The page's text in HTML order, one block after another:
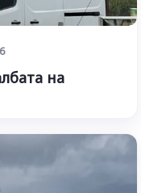
на